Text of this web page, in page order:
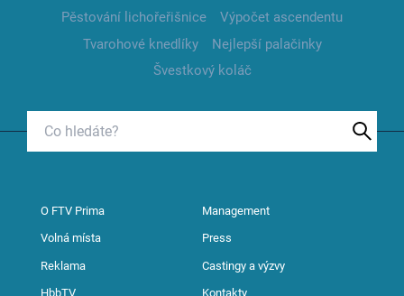
Pěstování lichořeřišnice
Výpočet ascendentu
Tvarohové knedlíky
Nejlepší palačinky
Švestkový koláč
O FTV Prima Management
Volná místa Press
Reklama Castingy a výzvy
HbbTV Kontakty